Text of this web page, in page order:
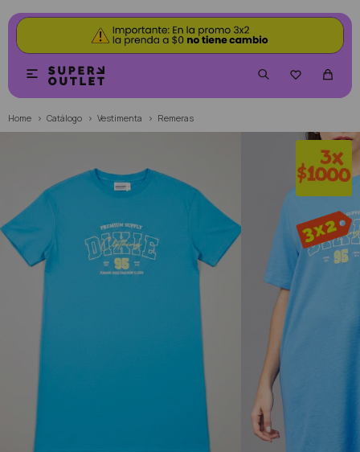


Home Catálogo Vestimenta Remeras